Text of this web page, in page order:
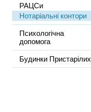
РАЦСи
Нотаріальні контори
Психологічна
допомога
Будинки Пристарілих